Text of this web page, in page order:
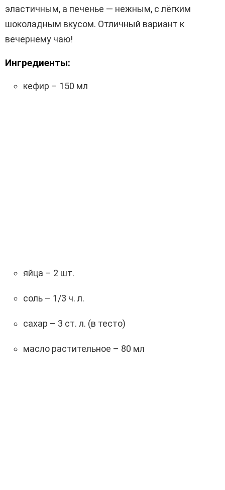
эластичным, а печенье — нежным, с лёгким
шоколадным вкусом. Отличный вариант к
вечернему чаю!
Ингредиенты:
кефир – 150 мл
яйца – 2 шт.
соль – 1/3 ч. л.
сахар – 3 ст. л. (в тесто)
масло растительное – 80 мл